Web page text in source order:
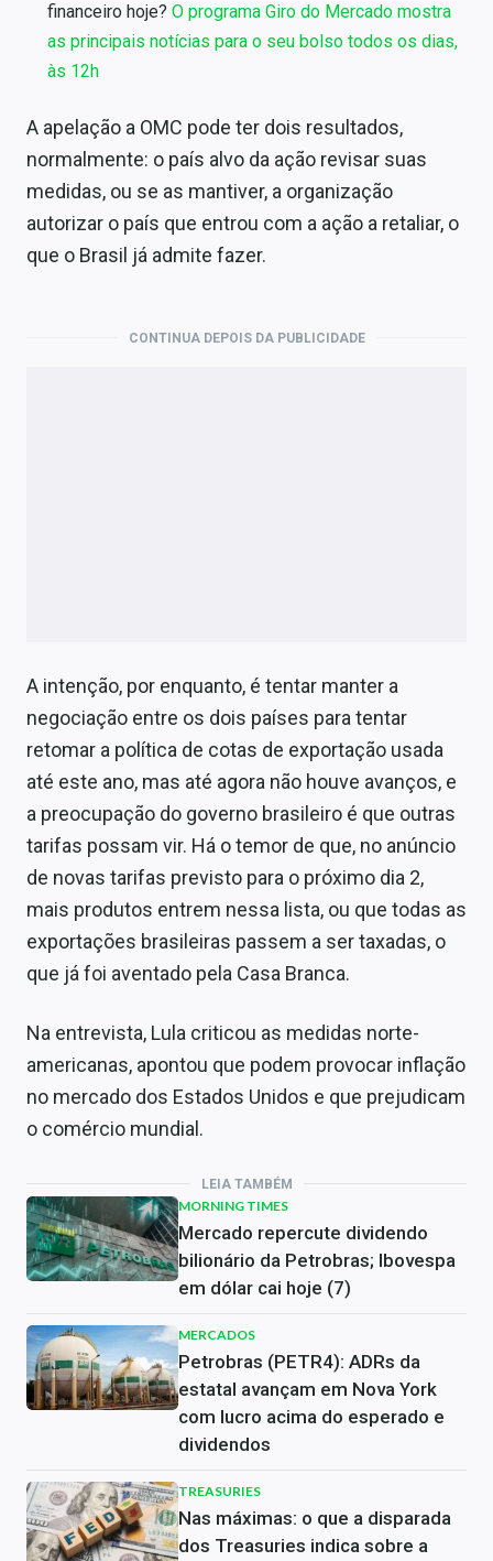
financeiro hoje?O programa Giro do Mercado mostra
as principais notícias para o seu bolso todos os dias,
às 12h
A apelação a OMC pode ter dois resultados,
normalmente: o país alvo da ação revisar suas
medidas, ou se as mantiver, a organização
autorizar o país que entrou com a ação a retaliar, o
que o Brasil já admite fazer.
CONTINUA DEPOIS DA PUBLICIDADE
A intenção, por enquanto, é tentar manter a
negociação entre os dois países para tentar
retomar a política de cotas de exportação usada
até este ano, mas até agora não houve avanços, e
a preocupação do governo brasileiro é que outras
tarifas possam vir. Há o temor de que, no anúncio
de novas tarifas previsto para o próximo dia 2,
mais produtos entrem nessa lista, ou que todas as
exportações brasileiras passem a ser taxadas, o
que já foi aventado pela Casa Branca.
Na entrevista, Lula criticou as medidas norte-
americanas, apontou que podem provocar inflação
no mercado dos Estados Unidos e que prejudicam
o comércio mundial.
LEIA TAMBÉM
MORNING TIMES
Mercado repercute dividendo
bilionário da Petrobras; Ibovespa
em dólar cai hoje (7)
MERCADOS
Petrobras (PETR4): ADRs da
estatal avançam em Nova York
com lucro acima do esperado e
dividendos
TREASURIES
Nas máximas: o que a disparada
dos Treasuries indica sobre a